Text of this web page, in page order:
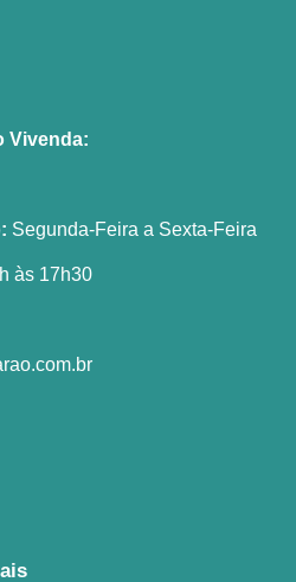
Vivenda:
Segunda-Feira a Sexta-Feira
às 17h30